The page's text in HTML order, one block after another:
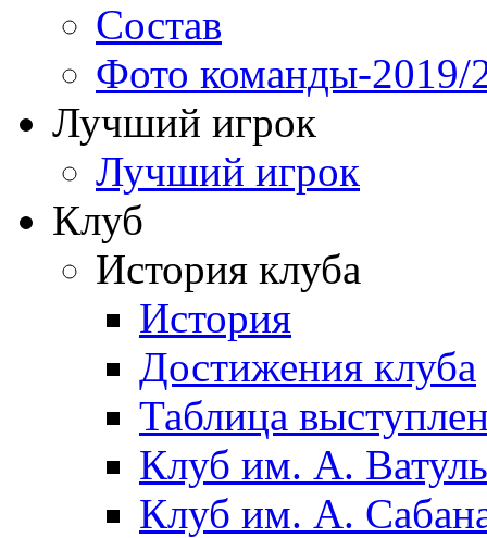
Состав
Фото команды-2019/
Лучший игрок
Лучший игрок
Клуб
История клуба
История
Достижения клуба
Таблица
Клуб им. А.
Клуб им. А.